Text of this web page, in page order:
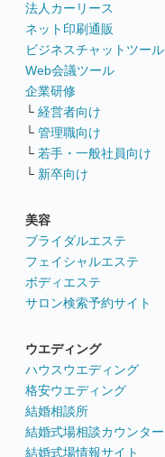
法人カーリース
ネット印刷通販
ビジネスチャットツール
Web会議ツール
企業研修
└ 経営者向け
└ 管理職向け
└ 若手・一般社員向け
└ 新卒向け
美容
ブライダルエステ
フェイシャルエステ
ボディエステ
サロン検索予約サイト
ウエディング
ハウスウエディング
格安ウエディング
結婚相談所
結婚式場相談カウンター
結婚式場情報サイト